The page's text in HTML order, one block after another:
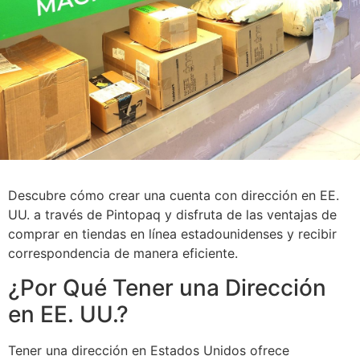
Descubre cómo crear una cuenta con dirección en EE.
UU. a través de Pintopaq y disfruta de las ventajas de
comprar en tiendas en línea estadounidenses y recibir
correspondencia de manera eficiente.
¿Por Qué Tener una Dirección
en EE. UU.?
Tener una dirección en Estados Unidos ofrece